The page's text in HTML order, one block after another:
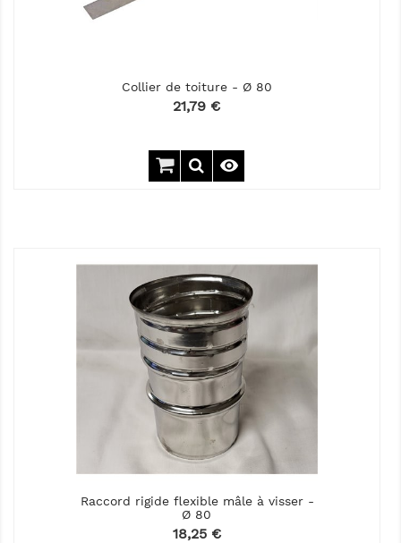
Collier de toiture - Ø 80
Prix
21,79 €

Raccord rigide flexible mâle à visser -
Ø 80
Prix
18,25 €